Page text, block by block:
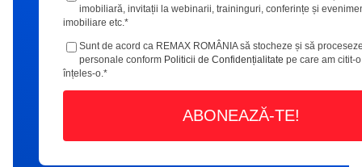
imobiliară, invitații la webinarii, traininguri, conferințe și
imobiliare etc.*
Sunt de acord ca REMAX ROMÂNIA să stocheze și să
personale conform Politicii de Confidențialitate pe care am citit-
înțeles-o.*